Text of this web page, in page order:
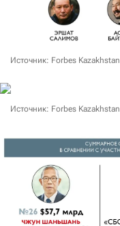
Источник: Forbes Kazakhstan
Источник: Forbes Kazakhstan